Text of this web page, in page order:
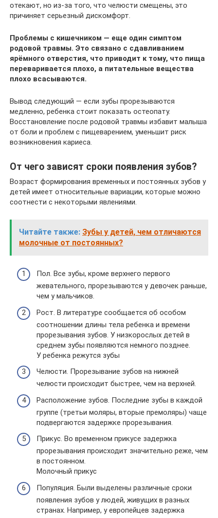
отекают, но из-за того, что челюсти смещены, это
причиняет серьезный дискомфорт.
Проблемы с кишечником — еще один симптом
родовой травмы. Это связано с сдавливанием
ярёмного отверстия, что приводит к тому, что пища
переваривается плохо, а питательные вещества
плохо всасываются.
Вывод следующий — если зубы прорезываются
медленно, ребенка стоит показать остеопату.
Восстановление после родовой травмы избавит малыша
от боли и проблем с пищеварением, уменьшит риск
возникновения кариеса.
От чего зависят сроки появления зубов?
Возраст формирования временных и постоянных зубов у
детей имеет относительные вариации, которые можно
соотнести с некоторыми явлениями.
Читайте также: Зубы у детей, чем отличаются
молочные от постоянных?
Пол. Все зубы, кроме верхнего первого
жевательного, прорезываются у девочек раньше,
чем у мальчиков.
Рост. В литературе сообщается об особом
соотношении длины тела ребенка и времени
прорезывания зубов. У низкорослых детей в
среднем зубы появляются немного позднее.
У ребенка режутся зубы
Челюсти. Прорезывание зубов на нижней
челюсти происходит быстрее, чем на верхней.
Расположение зубов. Последние зубы в каждой
группе (третьи моляры, вторые премоляры) чаще
подвергаются задержке прорезывания.
Прикус. Во временном прикусе задержка
прорезывания происходит значительно реже, чем
в постоянном.
Молочный прикус
Популяция. Были выделены различные сроки
появления зубов у людей, живущих в разных
странах. Например, у европейцев задержка